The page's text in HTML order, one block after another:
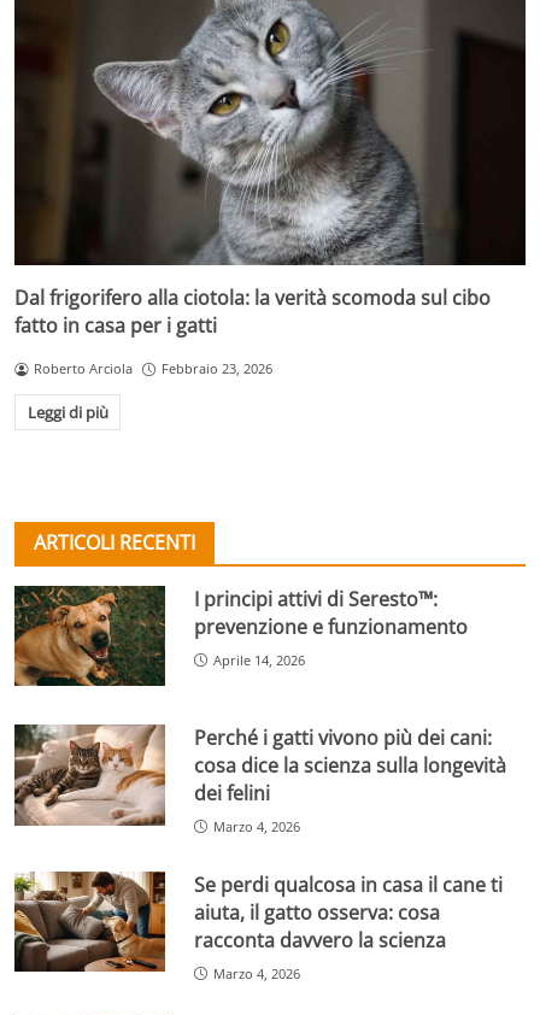
Dal frigorifero alla ciotola: la verità scomoda sul cibo
fatto in casa per i gatti
Roberto Arciola Febbraio 23, 2026
Leggi di più
ARTICOLI RECENTI
I principi attivi di Seresto™:
prevenzione e funzionamento
Aprile 14, 2026
Perché i gatti vivono più dei cani:
cosa dice la scienza sulla longevità
dei felini
Marzo 4, 2026
Se perdi qualcosa in casa il cane ti
aiuta, il gatto osserva: cosa
racconta davvero la scienza
Marzo 4, 2026